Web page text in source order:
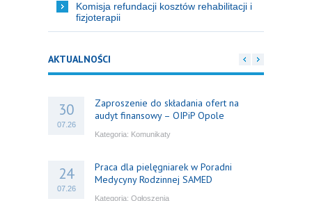
Komisja refundacji kosztów rehabilitacji i
fizjoterapii
AKTUALNOŚCI
30
07.26
Zaproszenie do składania ofert na
audyt finansowy – OIPiP Opole
Kategoria: Komunikaty
24
07.26
Praca dla pielęgniarek w Poradni
Medycyny Rodzinnej SAMED
Kategoria: Ogłoszenia